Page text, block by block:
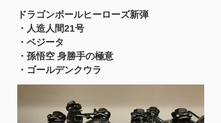
ドラゴンボールヒーローズ新弾
・人造人間21号
・ベジータ
・孫悟空 身勝手の極意
・ゴールデンクウラ